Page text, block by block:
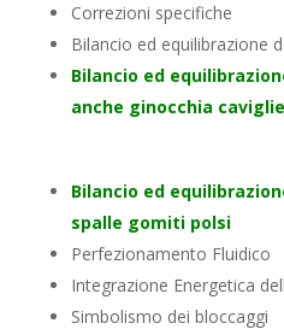
Correzioni specifiche
Bilancio ed equilibrazione
Bilancio ed
anche ginocchia caviglie
Bilancio ed
spalle gomiti polsi
Perfezionamento Fluidico
Integrazione Energetica
Simbolismo dei bloccaggi